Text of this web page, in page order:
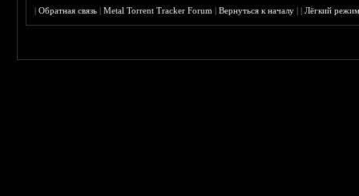
|Обратная связь |Metal Torrent Tracker Forum |Вернуться к началу ||Лёгкий